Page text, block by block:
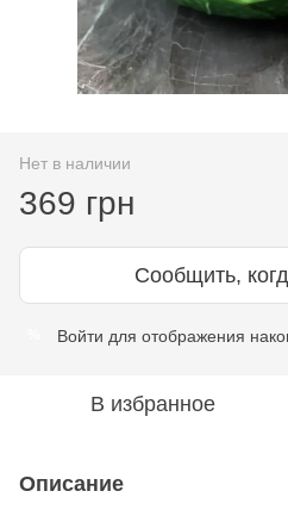
Нет в наличии
369 грн
Сообщить,
Войти для отображения
В избранное
Описание